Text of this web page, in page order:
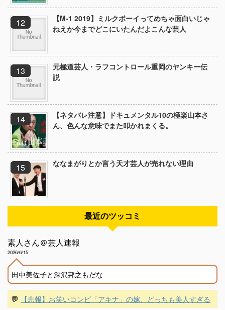
【M-1 2019】ミルクボーイってめちゃ面白いじゃ
ねえか今までどこにいたんだよこんな芸人
元極道芸人・ラフコントロール重岡のヤンキー伝
説
【ネタバレ注意】ドキュメンタル10の極楽山本さ
ん、色んな意味でまた叩かれまくる。
ななまがりとか言う天才芸人が売れない理由
最近のツッコミ
素人さん＠芸人速報
2026/6/15
田中美佐子と深沢邦之もだな
💬 【悲報】お笑いコンビ「アキナ」の嫁、どっちも美人すぎる